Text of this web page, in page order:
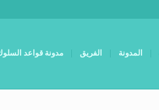
المدونة الفريق مدونة قواعد